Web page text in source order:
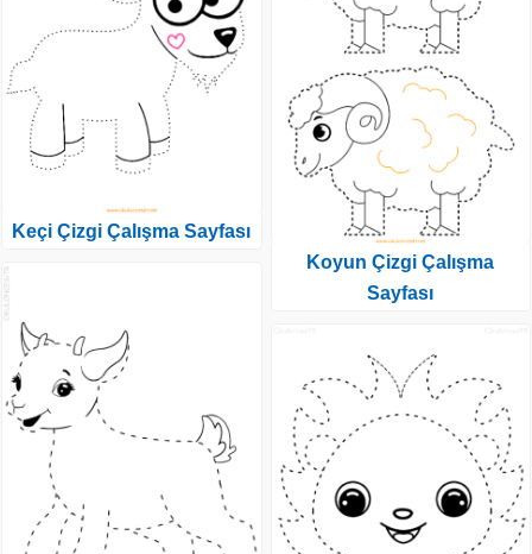
Keçi Çizgi Çalışma Sayfası
Koyun Çizgi Çalışma
Sayfası